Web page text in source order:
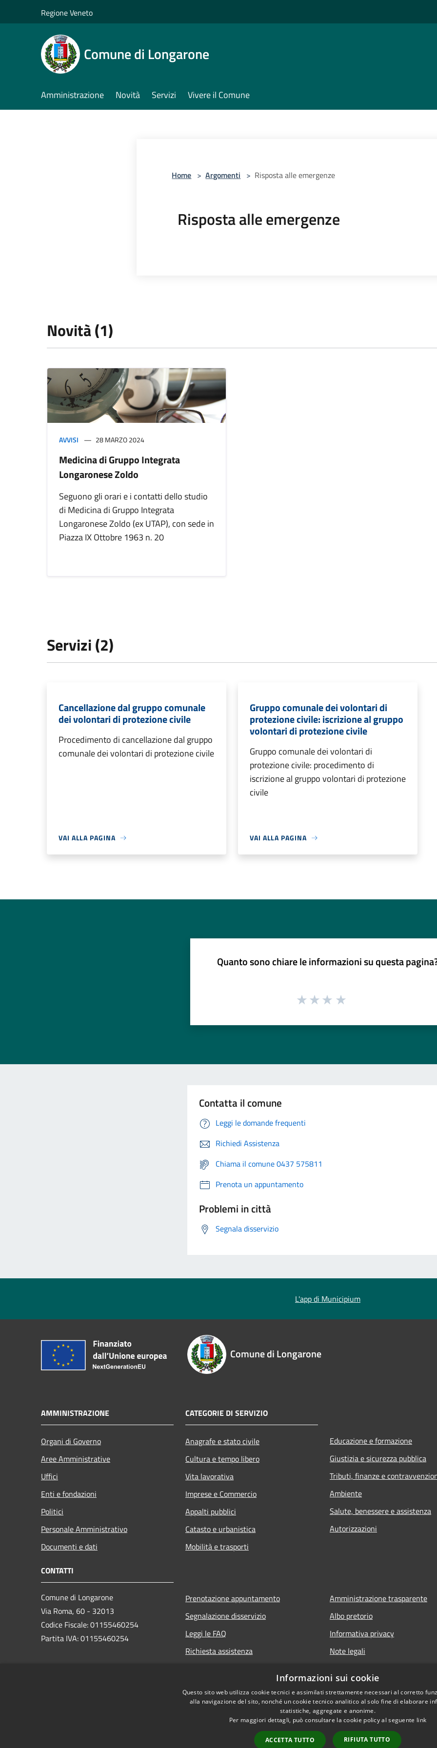
Regione Veneto
Comune di Longarone
Amministrazione Novità Servizi Vivere il Comune
Home > Argomenti > Risposta alle emergenze
Risposta alle emergenze
Novità (1)
AVVISI 28 MARZO 2024
Medicina di Gruppo Integrata
Longaronese Zoldo
Seguono gli orari e i contatti dello studio
di Medicina di Gruppo Integrata
Longaronese Zoldo (ex UTAP), con sede in
Piazza IX Ottobre 1963 n. 20
Servizi (2)
Cancellazione dal gruppo comunale
dei volontari di protezione civile
Procedimento di cancellazione dal gruppo
comunale dei volontari di protezione civile
VAI ALLA PAGINA
Gruppo comunale dei volontari di
protezione civile: iscrizione al gruppo
volontari di protezione civile
Gruppo comunale dei volontari di
protezione civile: procedimento di
iscrizione al gruppo volontari di protezione
civile
VAI ALLA PAGINA
Quanto sono chiare le informazioni su questa
Contatta il comune
Leggi le domande frequenti
Richiedi Assistenza
Chiama il comune 0437 575811
Prenota un appuntamento
Problemi in città
Segnala disservizio
L'app di Municipium
Comune di Longarone
AMMINISTRAZIONE
Organi di Governo
Aree Amministrative
Uffici
Enti e fondazioni
Politici
Personale Amministrativo
Documenti e dati
CATEGORIE DI SERVIZIO
Anagrafe e stato civile
Cultura e tempo libero
Vita lavorativa
Imprese e Commercio
Appalti pubblici
Catasto e urbanistica
Mobilità e trasporti
Educazione e formazione
Giustizia e sicurezza pubblica
Tributi, finanze e
Ambiente
Salute, benessere e assistenza
Autorizzazioni
CONTATTI
Comune di Longarone
Via Roma, 60 - 32013
Codice Fiscale: 01155460254
Partita IVA: 01155460254
Prenotazione appuntamento
Segnalazione disservizio
Leggi le FAQ
Richiesta assistenza
Amministrazione trasparente
Albo pretorio
Informativa privacy
Note legali
Informazioni sui cookie
Questo sito web utilizza cookie tecnici e assimilati strettamente necessari al corretto
alla navigazione del sito, nonché un cookie tecnico analitico al solo fine di elaborare
statistiche, aggregate e anonime.
Per maggiori dettagli, può consultare la cookie policy al seguente link
ACCETTA TUTTO RIFIUTA TUTTO